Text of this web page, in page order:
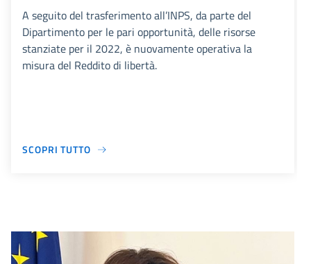
A seguito del trasferimento all’INPS, da parte del
Dipartimento per le pari opportunità, delle risorse
stanziate per il 2022, è nuovamente operativa la
misura del Reddito di libertà.
SCOPRI TUTTO